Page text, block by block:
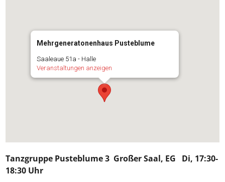
Mehrgeneratonenhaus Pusteblume
Saaleaue 51a - Halle
Veranstaltungen anzeigen
Tanzgruppe Pusteblume 3 Großer Saal, EG Di, 17:30-
18:30 Uhr